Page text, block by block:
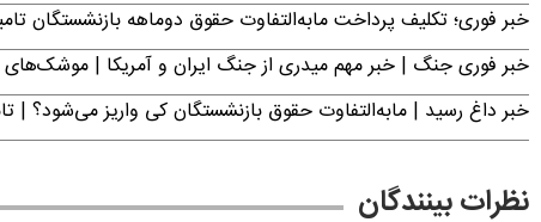
خبر فوری؛ تکلیف پرداخت مابه‌التفاوت حقوق دوماهه بازنشستگان
خبر فوری جنگ | خبر مهم میدری از جنگ ایران و آمریکا | موشک‌های
خبر داغ رسید | مابه‌التفاوت حقوق بازنشستگان کی واریز می‌شود؟ |
نظرات بینندگان